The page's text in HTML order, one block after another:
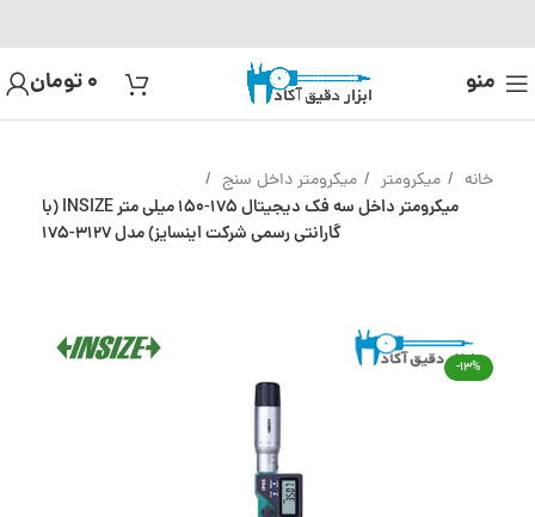
منو 0تومان
خانه میکرومتر میکرومتر داخل سنج
میکرومتر داخل سه فک دیجیتال 175-150 میلی متر INSIZE (با
گارانتی رسمی شرکت اینسایز) مدل 3127-175
-13%